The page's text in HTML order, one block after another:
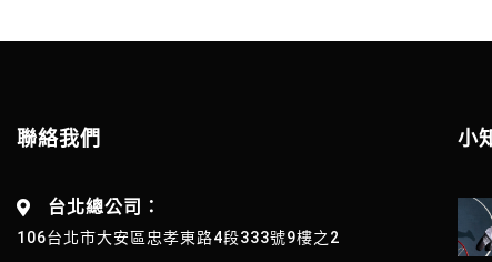
聯絡我們
台北總公司：
106台北市大安區忠孝東路4段333號9樓之2
小